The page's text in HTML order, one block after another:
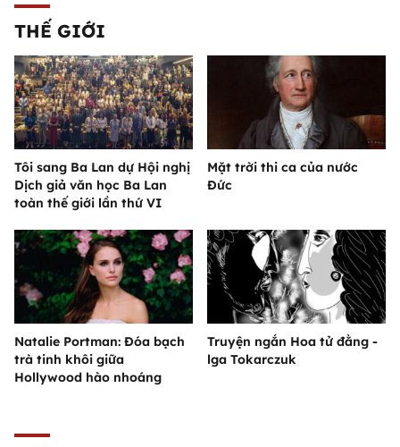
THẾ GIỚI
Tôi sang Ba Lan dự Hội nghị
Dịch giả văn học Ba Lan
toàn thế giới lần thứ VI
Mặt trời thi ca của nước
Đức
Natalie Portman: Đóa bạch
trà tinh khôi giữa
Hollywood hào nhoáng
Truyện ngắn Hoa tử đằng -
lga Tokarczuk